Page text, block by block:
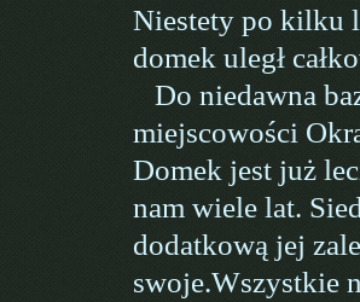
Niestety po kilku
domek uległ
Do niedawna
miejscowości
Domek jest już
nam wiele lat.
dodatkową jej
swoje.Wszystkie